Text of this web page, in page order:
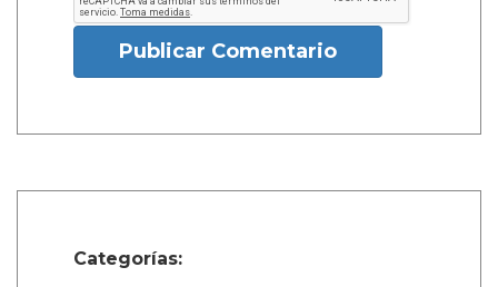
Publicar Comentario
Categorías: